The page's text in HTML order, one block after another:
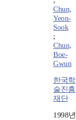
Chun,
Yeon-
Sook
;
Chun,
Boe-
Gwun
한국학
술진흥
재단
1998년